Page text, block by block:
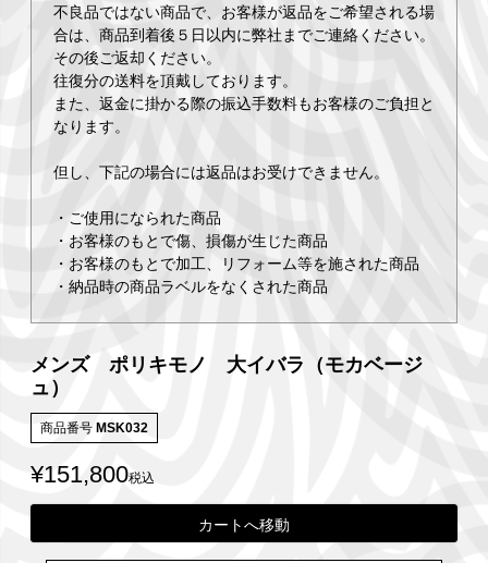
不良品ではない商品で、お客様が返品をご希望される場
合は、商品到着後５日以内に弊社までご連絡ください。
その後ご返却ください。
往復分の送料を頂戴しております。
また、返金に掛かる際の振込手数料もお客様のご負担と
なります。
但し、下記の場合には返品はお受けできません。
・ご使用になられた商品
・お客様のもとで傷、損傷が生じた商品
・お客様のもとで加工、リフォーム等を施された商品
・納品時の商品ラベルをなくされた商品
メンズ ポリキモノ 大イバラ（モカベージ
ュ）
商品番号 MSK032
¥151,800税込
カートへ移動